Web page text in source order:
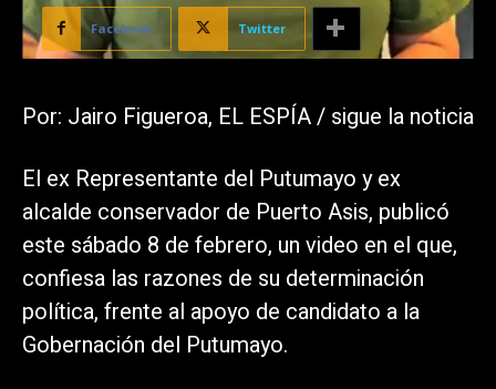
Facebook Twitter
Por: Jairo Figueroa, EL ESPÍA / sigue la noticia
El ex Representante del Putumayo y ex
alcalde conservador de Puerto Asis, publicó
este sábado 8 de febrero, un video en el que,
confiesa las razones de su determinación
política, frente al apoyo de candidato a la
Gobernación del Putumayo.